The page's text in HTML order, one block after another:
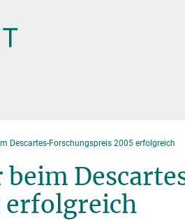
Descartes-Forschungspreis 2005 erfolgreich
erfolgreich